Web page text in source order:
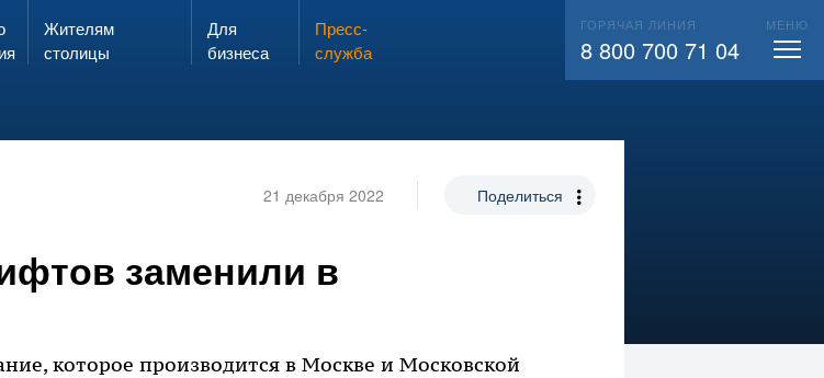
Запах газа?
ЗВОНИ 104 ВЫЗВАТЬ СЛЕСАРЯ
Жителям
столицы
Для
бизнеса
Пресс-
служба
ГОРЯЧАЯ ЛИНИЯ
8 800 700 71 04
МЕНЮ
21 декабря 2022 Поделиться
заменили в
которое производится в Москве и Московской